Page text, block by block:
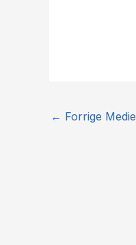
← Forrige Medie